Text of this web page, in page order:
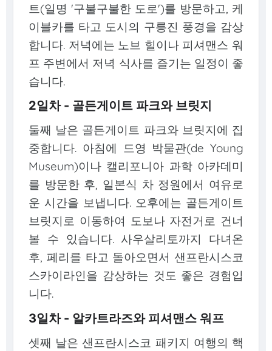
트(일명 '구불구불한 도로')를 방문하고, 케
이블카를 타고 도시의 구릉진 풍경을 감상
합니다. 저녁에는 노브 힐이나 피셔맨스 워
프 주변에서 저녁 식사를 즐기는 일정이 좋
습니다.
2일차 - 골든게이트 파크와 브릿지
둘째 날은 골든게이트 파크와 브릿지에 집
중합니다. 아침에 드영 박물관(de Young
Museum)이나 캘리포니아 과학 아카데미
를 방문한 후, 일본식 차 정원에서 여유로
운 시간을 보냅니다. 오후에는 골든게이트
브릿지로 이동하여 도보나 자전거로 건너
볼 수 있습니다. 사우살리토까지 다녀온
후, 페리를 타고 돌아오면서 샌프란시스코
스카이라인을 감상하는 것도 좋은 경험입
니다.
3일차 - 알카트라즈와 피셔맨스 워프
셋째 날은 샌프란시스코 패키지 여행의 핵